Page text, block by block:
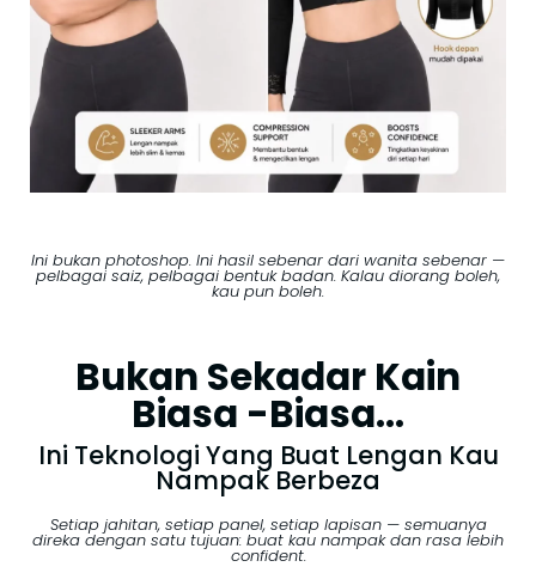
Ini bukan photoshop. Ini hasil sebenar dari wanita sebenar —
pelbagai saiz, pelbagai bentuk badan. Kalau diorang boleh,
kau pun boleh.
Bukan Sekadar Kain
Biasa -Biasa...
Ini Teknologi Yang Buat Lengan Kau
Nampak Berbeza
Setiap jahitan, setiap panel, setiap lapisan — semuanya
direka dengan satu tujuan: buat kau nampak dan rasa lebih
confident.